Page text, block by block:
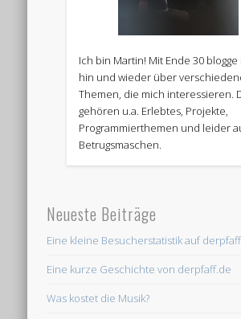
Ich bin Martin! Mit Ende 30
hin und wieder über
Themen, die mich interessieren.
gehören u.a. Erlebtes, Projekte,
Programmierthemen und leider
Betrugsmaschen.
Neueste Beiträge
Eine kleine Besucherstatistik auf
Eine kurze Geschichte von derpfaff.de
Was kostet die Musik?